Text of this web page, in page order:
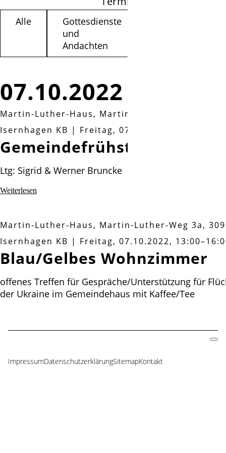
07.10.2022
Alle
Gottesdienste
und
Andachten
Martin-Luther-Haus, Martin-Luther-Weg 3a,
Isernhagen KB | Freitag, 07.10.2022, 09:30 Uhr
Gemeindefrühstück
Ltg: Sigrid & Werner Bruncke
Weiterlesen
Martin-Luther-Haus, Martin-Luther-Weg 3a,
Isernhagen KB | Freitag, 07.10.2022,
Blau/Gelbes Wohnzimmer
offenes Treffen für Gespräche/Unterstützung für
der Ukraine im Gemeindehaus mit Kaffee/Tee
Navigation
ImpressumDatenschutzerklärungSitemapKontakt